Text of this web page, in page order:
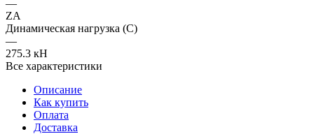
—
ZA
Динамическая нагрузка (C)
—
275.3 кН
Все характеристики
Описание
Как купить
Оплата
Доставка